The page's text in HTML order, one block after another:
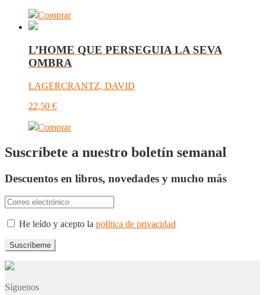
Comprar
L’HOME QUE PERSEGUIA LA SEVA
OMBRA
LAGERCRANTZ, DAVID
22,50 €
Comprar
Suscríbete a nuestro boletín semanal
Descuentos en libros, novedades y mucho más
He leído y acepto la política de privacidad
Síguenos